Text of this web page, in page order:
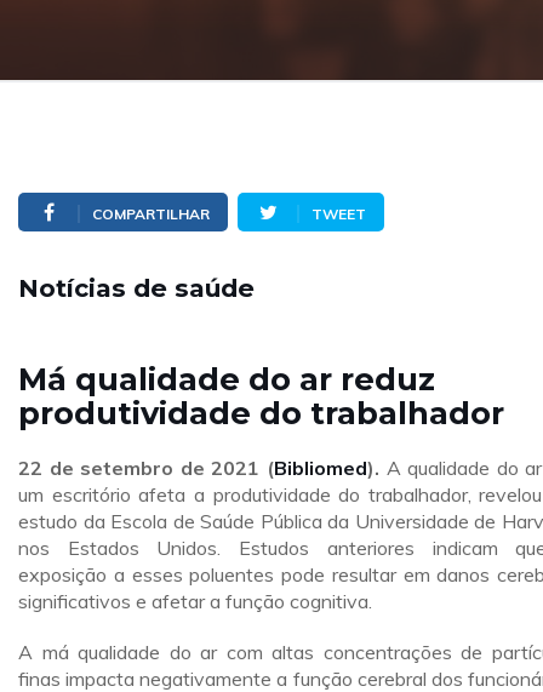
COMPARTILHAR TWEET
Notícias de saúde
Má qualidade do ar reduz
produtividade do trabalhador
22 de setembro de 2021 (Bibliomed). A qualidade do
um escritório afeta a produtividade do trabalhador,
estudo da Escola de Saúde Pública da Universidade de
nos Estados Unidos. Estudos anteriores indicam
exposição a esses poluentes pode resultar em danos
significativos e afetar a função cognitiva.
A má qualidade do ar com altas concentrações de
finas impacta negativamente a função cerebral dos